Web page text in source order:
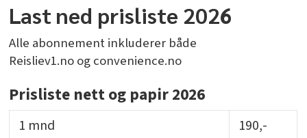
Last ned prisliste 2026
Alle abonnement inkluderer både
Reisliev1.no og convenience.no
Prisliste nett og papir 2026
1 mnd
190,-